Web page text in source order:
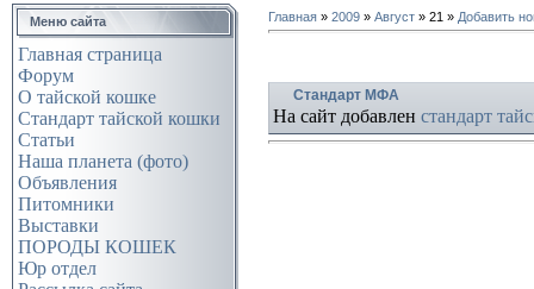
Меню сайта
Главная страница
Форум
О тайской кошке
Стандарт тайской кошки
Статьи
Наша планета (фото)
Объявления
Питомники
Выставки
ПОРОДЫ КОШЕК
Юр отдел
Главная » 2009 » Август » 21 » Добавить
Стандарт МФА
На сайт добавлен стандарт